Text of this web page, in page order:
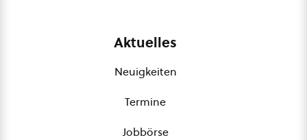
Aktuelles
Neuigkeiten
Termine
Jobbörse